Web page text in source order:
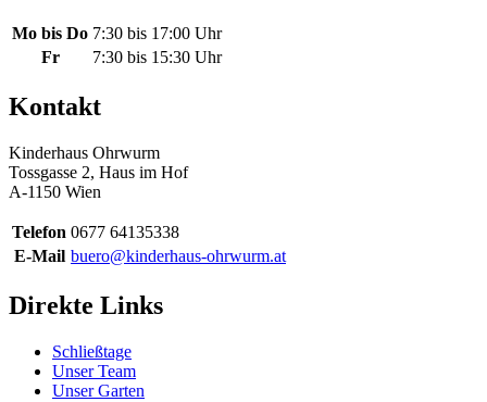
Mo bis Do 7:30 bis 17:00 Uhr
Fr
7:30 bis 15:30 Uhr
Kontakt
Kinderhaus Ohrwurm
Tossgasse 2, Haus im Hof
A-1150 Wien
Telefon 0677 64135338
E-Mail buero@kinderhaus-ohrwurm.at
Direkte Links
Schließtage
Unser Team
Unser Garten